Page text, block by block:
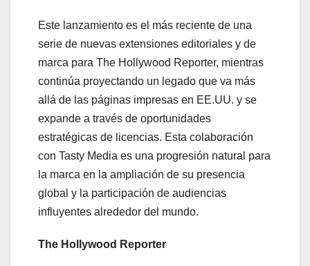
Este lanzamiento es el más reciente de una
serie de nuevas extensiones editoriales y de
marca para The Hollywood Reporter, mientras
continúa proyectando un legado que va más
allá de las páginas impresas en EE.UU. y se
expande a través de oportunidades
estratégicas de licencias. Esta colaboración
con Tasty Media es una progresión natural para
la marca en la ampliación de su presencia
global y la participación de audiencias
influyentes alrededor del mundo.
The Hollywood Reporter